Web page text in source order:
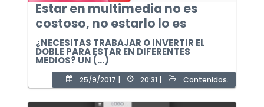
Estar en multimedia no es
costoso, no estarlo lo es
¿NECESITAS TRABAJAR O INVERTIR EL
DOBLE PARA ESTAR EN DIFERENTES
MEDIOS? UN (...)
25/9/2017 | 20:31 | Contenidos.